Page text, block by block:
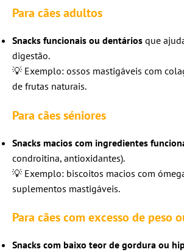
Para cães adultos
Snacks funcionais ou dentários que
digestão.
💡 Exemplo: ossos mastigáveis com
de frutas naturais.
Para cães séniores
Snacks macios com ingredientes
condroitina, antioxidantes).
💡 Exemplo: biscoitos macios com
suplementos mastigáveis.
Para cães com excesso de peso
Snacks com baixo teor de gordura ou